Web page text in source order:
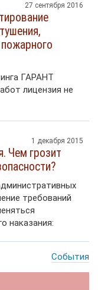
27 сентября 2016
ГАРАНТ
лицензия не
1 декабря 2015
Чем грозит
требований
наказания:
События